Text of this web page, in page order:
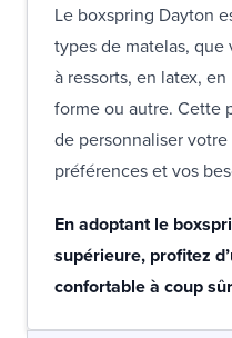
Le boxspring Dayton
types de matelas, que
à ressorts, en latex,
forme ou autre. Cette
de personnaliser
préférences et vos
En adoptant le
supérieure, profitez
confortable à coup